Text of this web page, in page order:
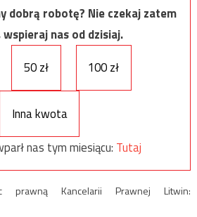
dobrą robotę? Nie czekaj zatem
nas od dzisiaj.
50 zł 100 zł
Inna kwota
nas tym miesiącu: Tutaj
prawną Kancelarii Prawnej Litwin: